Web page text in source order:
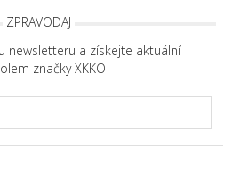
ZPRAVODAJ
newsletteru a získejte aktuální
značky XKKO